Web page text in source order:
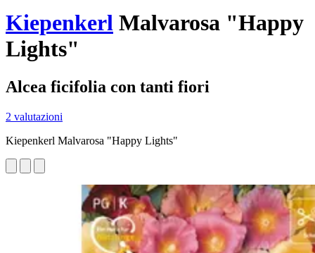
Kiepenkerl Malvarosa "Happy
Lights"
Alcea ficifolia con tanti fiori
2 valutazioni
Kiepenkerl Malvarosa "Happy Lights"